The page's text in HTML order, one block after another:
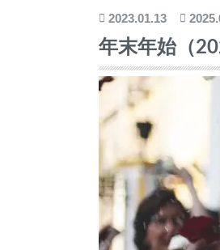
2023.01.13
年末年始（